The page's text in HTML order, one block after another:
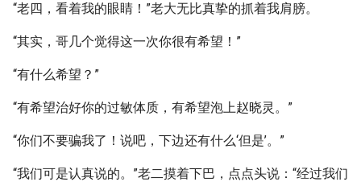
“老四，看着我的眼睛！”老大无比真挚的抓着我肩膀。
“其实，哥几个觉得这一次你很有希望！”
“有什么希望？”
“有希望治好你的过敏体质，有希望泡上赵晓灵。”
“你们不要骗我了！说吧，下边还有什么‘但是’。”
“我们可是认真说的。”老二摸着下巴，点点头说：“经过我们